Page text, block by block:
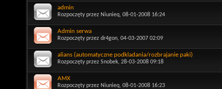
admin
Rozpoczęty przez Niunieq, 08-01-2008 16:24
Admin serwa
Rozpoczęty przez dr4gon, 04-03-2007 02:09
alians (automatyczne podkladania/rozbrajanie paki)
Rozpoczęty przez Snobek, 28-03-2008 09:18
AMX
Rozpoczęty przez Niunieq, 08-01-2008 16:23